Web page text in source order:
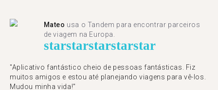
Mateo usa o Tandem para encontrar parceiros
de viagem na Europa.
starstarstarstarstar
"Aplicativo fantástico cheio de pessoas fantásticas. Fiz
muitos amigos e estou até planejando viagens para vê-los.
Mudou minha vida!"